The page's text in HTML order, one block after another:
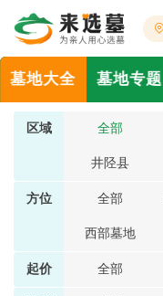
墓地大全 墓地专题
区域 全部
井陉县
方位 全部
西部墓地
起价 全部